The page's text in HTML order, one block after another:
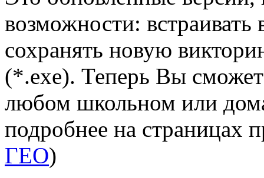
возможности:
сохранять новую
(*.exe). Теперь Вы
любом школьном или
подробнее на страницах
ГЕО)